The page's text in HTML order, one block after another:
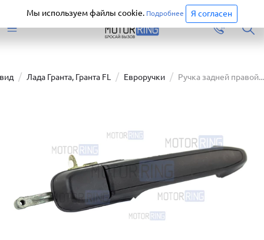
Перейти
Лада Гранта, Гранта FL Евроручки Ручка задней правой...
Мы используем файлы cookie. Подробнее Я согласен